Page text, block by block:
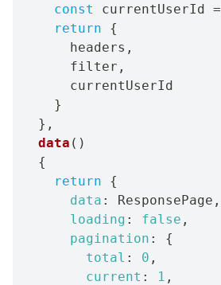
const
currentUserId =
return
{
      headers
,
      filter
,
      currentUserId
}
} ,
data ( )
{
return
{
data : ResponsePage ,
loading : false ,
pagination :
{
total : 0 ,
current : 1 ,